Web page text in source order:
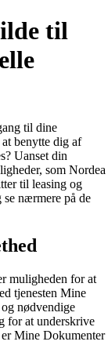
til
til dine
benytte dig af
Uanset din
som Nordea
til leasing og
nærmere på de
muligheden for at
tjenesten Mine
nødvendige
for at underskrive
Mine Dokumenter